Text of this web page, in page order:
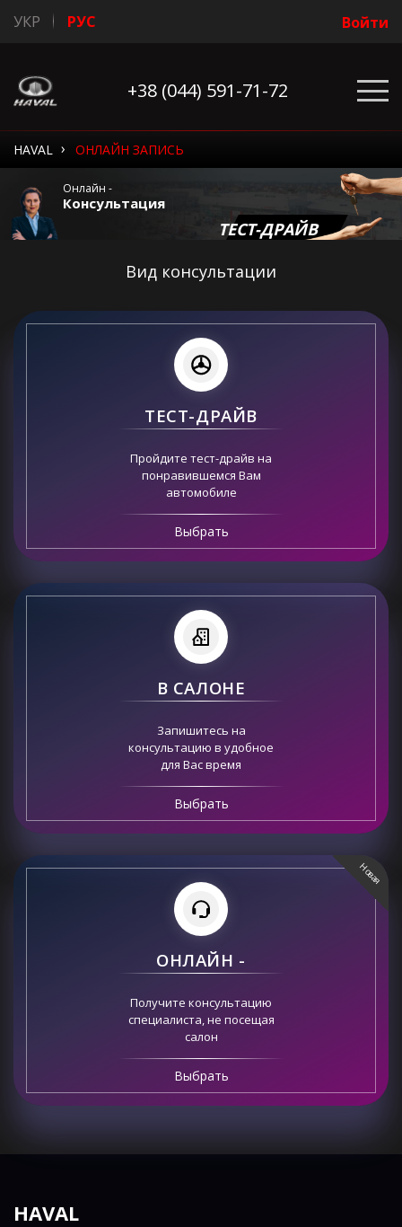
УКР РУС Войти
+38 (044) 591-71-72
HAVAL › ОНЛАЙН ЗАПИСЬ
Онлайн -
Консультация
ТЕСТ-ДРАЙВ
Вид консультации
ТЕСТ-ДРАЙВ
Пройдите тест-драйв на
понравившемся Вам
автомобиле
Выбрать
В САЛОНЕ
Запишитесь на
консультацию в удобное
для Вас время
Выбрать
ОНЛАЙН -
Получите консультацию
специалиста, не посещая
салон
Выбрать
Новая
HAVAL